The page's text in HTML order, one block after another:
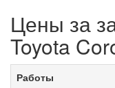
Цены за
Toyota
Работы